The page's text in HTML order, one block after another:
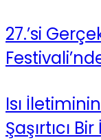
27.’si
Isı
Şaşırtıcı